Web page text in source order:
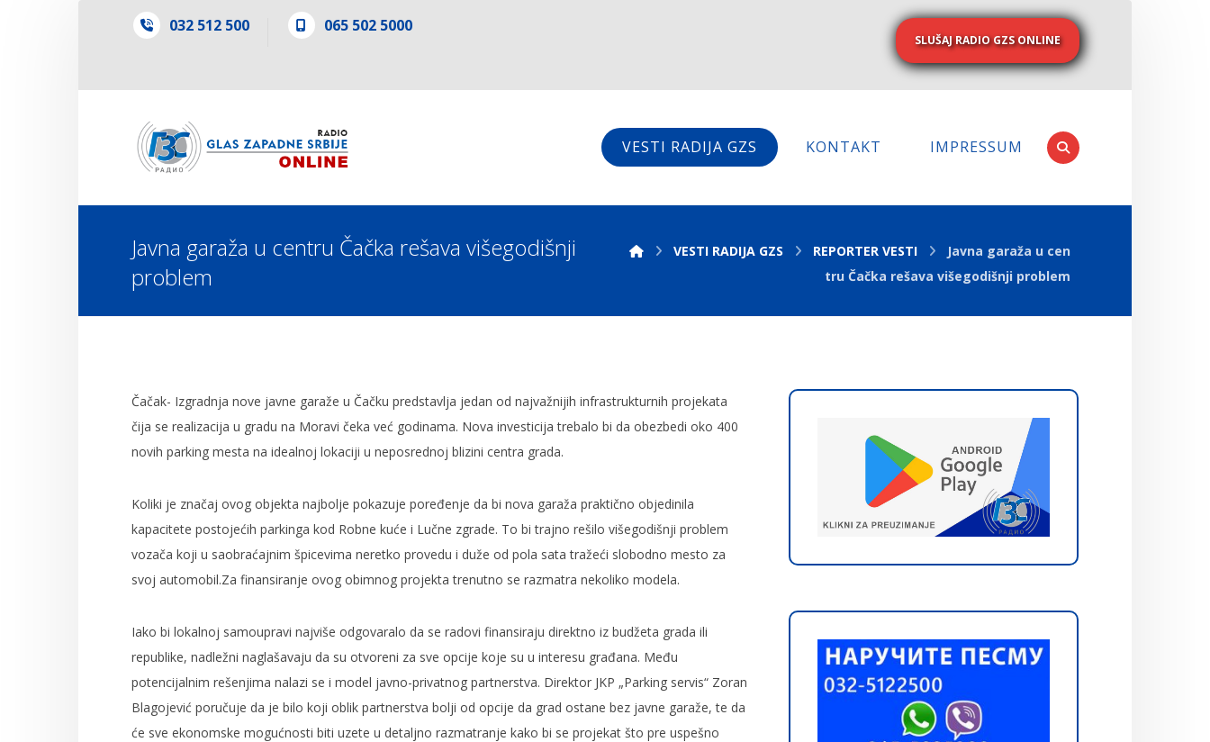
032 512 500 065 502 5000
SLUŠAJ RADIO GZS ONLINE
VESTI RADIJA GZS KONTAKT IMPRESSUM
Javna garaža u centru Čačka rešava višegodišnji
problem
VESTI RADIJA GZS REPORTER VESTI
Javna garaža u cen
tru Čačka rešava višegodišnji problem
Čačak- Izgradnja nove javne garaže u Čačku predstavlja jedan od najvažnijih infrastrukturnih projekata
čija se realizacija u gradu na Moravi čeka već godinama. Nova investicija trebalo bi da obezbedi oko 400
novih parking mesta na idealnoj lokaciji u neposrednoj blizini centra grada.
Koliki je značaj ovog objekta najbolje pokazuje poređenje da bi nova garaža praktično objedinila
kapacitete postojećih parkinga kod Robne kuće i Lučne zgrade. To bi trajno rešilo višegodišnji problem
vozača koji u saobraćajnim špicevima neretko provedu i duže od pola sata tražeći slobodno mesto za
svoj automobil.Za finansiranje ovog obimnog projekta trenutno se razmatra nekoliko modela.
Iako bi lokalnoj samoupravi najviše odgovaralo da se radovi finansiraju direktno iz budžeta grada ili
republike, nadležni naglašavaju da su otvoreni za sve opcije koje su u interesu građana. Među
potencijalnim rešenjima nalazi se i model javno-privatnog partnerstva. Direktor JKP „Parking servis“ Zoran
Blagojević poručuje da je bilo koji oblik partnerstva bolji od opcije da grad ostane bez javne garaže, te da
će sve ekonomske mogućnosti biti uzete u detaljno razmatranje kako bi se projekat što pre uspešno